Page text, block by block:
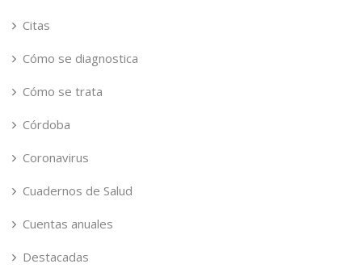
Citas
Cómo se diagnostica
Cómo se trata
Córdoba
Coronavirus
Cuadernos de Salud
Cuentas anuales
Destacadas